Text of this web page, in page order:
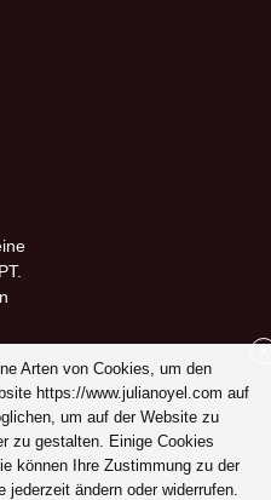
Arten von Cookies, um den
https://www.julianoyel.com auf
um auf der Website zu
zu gestalten. Einige Cookies
können Ihre Zustimmung zu der
ändern oder widerrufen.